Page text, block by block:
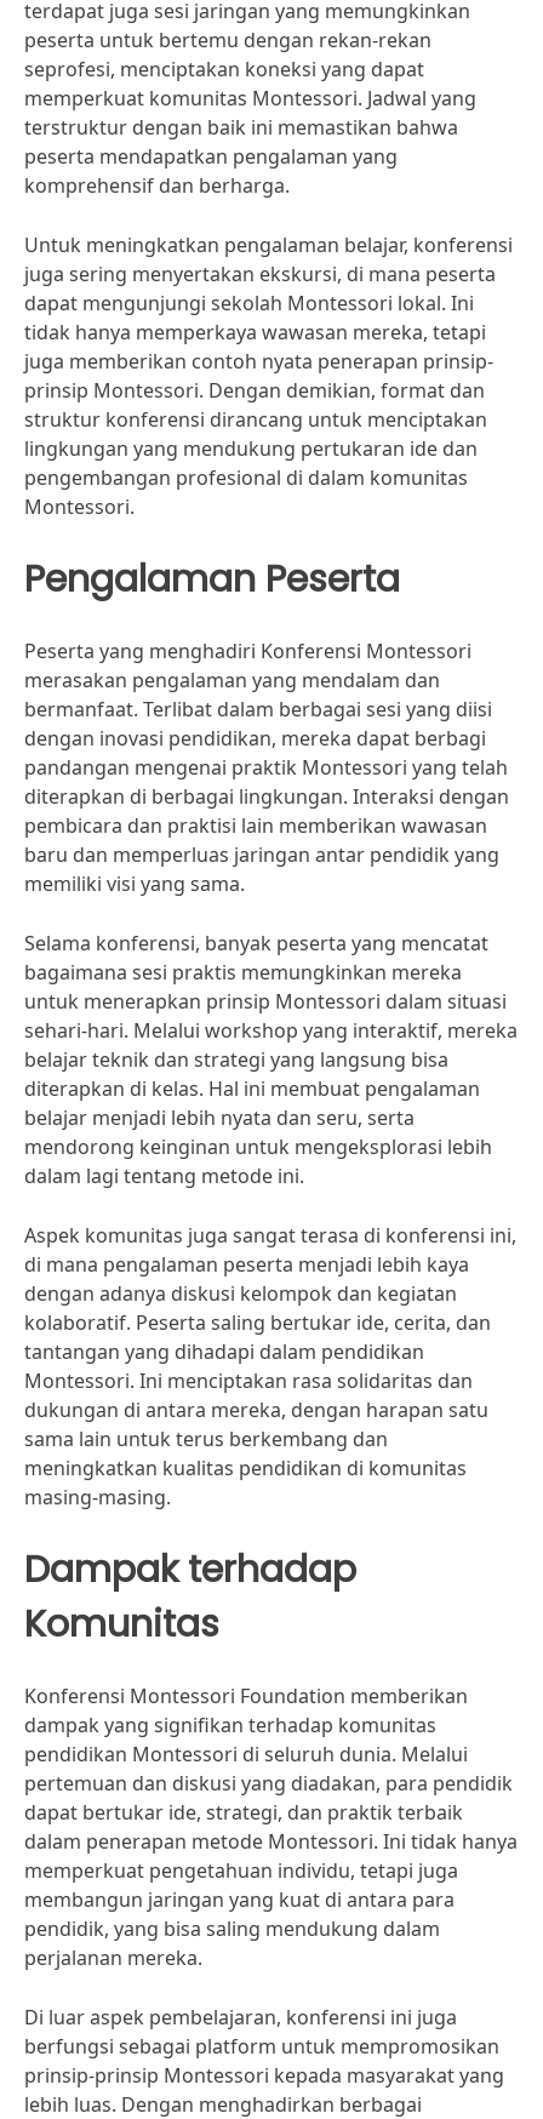
terdapat juga sesi jaringan yang memungkinkan
peserta untuk bertemu dengan rekan-rekan
seprofesi, menciptakan koneksi yang dapat
memperkuat komunitas Montessori. Jadwal yang
terstruktur dengan baik ini memastikan bahwa
peserta mendapatkan pengalaman yang
komprehensif dan berharga.
Untuk meningkatkan pengalaman belajar, konferensi
juga sering menyertakan ekskursi, di mana peserta
dapat mengunjungi sekolah Montessori lokal. Ini
tidak hanya memperkaya wawasan mereka, tetapi
juga memberikan contoh nyata penerapan prinsip-
prinsip Montessori. Dengan demikian, format dan
struktur konferensi dirancang untuk menciptakan
lingkungan yang mendukung pertukaran ide dan
pengembangan profesional di dalam komunitas
Montessori.
Pengalaman Peserta
Peserta yang menghadiri Konferensi Montessori
merasakan pengalaman yang mendalam dan
bermanfaat. Terlibat dalam berbagai sesi yang diisi
dengan inovasi pendidikan, mereka dapat berbagi
pandangan mengenai praktik Montessori yang telah
diterapkan di berbagai lingkungan. Interaksi dengan
pembicara dan praktisi lain memberikan wawasan
baru dan memperluas jaringan antar pendidik yang
memiliki visi yang sama.
Selama konferensi, banyak peserta yang mencatat
bagaimana sesi praktis memungkinkan mereka
untuk menerapkan prinsip Montessori dalam situasi
sehari-hari. Melalui workshop yang interaktif, mereka
belajar teknik dan strategi yang langsung bisa
diterapkan di kelas. Hal ini membuat pengalaman
belajar menjadi lebih nyata dan seru, serta
mendorong keinginan untuk mengeksplorasi lebih
dalam lagi tentang metode ini.
Aspek komunitas juga sangat terasa di konferensi ini,
di mana pengalaman peserta menjadi lebih kaya
dengan adanya diskusi kelompok dan kegiatan
kolaboratif. Peserta saling bertukar ide, cerita, dan
tantangan yang dihadapi dalam pendidikan
Montessori. Ini menciptakan rasa solidaritas dan
dukungan di antara mereka, dengan harapan satu
sama lain untuk terus berkembang dan
meningkatkan kualitas pendidikan di komunitas
masing-masing.
Dampak terhadap
Komunitas
Konferensi Montessori Foundation memberikan
dampak yang signifikan terhadap komunitas
pendidikan Montessori di seluruh dunia. Melalui
pertemuan dan diskusi yang diadakan, para pendidik
dapat bertukar ide, strategi, dan praktik terbaik
dalam penerapan metode Montessori. Ini tidak hanya
memperkuat pengetahuan individu, tetapi juga
membangun jaringan yang kuat di antara para
pendidik, yang bisa saling mendukung dalam
perjalanan mereka.
Di luar aspek pembelajaran, konferensi ini juga
berfungsi sebagai platform untuk mempromosikan
prinsip-prinsip Montessori kepada masyarakat yang
lebih luas. Dengan menghadirkan berbagai